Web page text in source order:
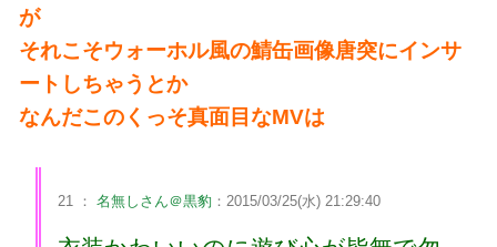
が
それこそウォーホル風の鯖缶画像唐突にインサ
ートしちゃうとか
なんだこのくっそ真面目なMVは
21 ： 名無しさん＠黒豹 ：2015/03/25(水) 21:29:40